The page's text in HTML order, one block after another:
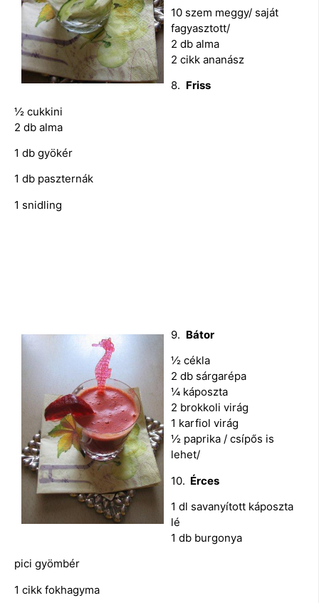
10 szem meggy/ saját
fagyasztott/
2 db alma
2 cikk ananász
8. Friss
½ cukkini
2 db alma
1 db gyökér
1 db paszternák
1 snidling
9. Bátor
½ cékla
2 db sárgarépa
¼ káposzta
2 brokkoli virág
1 karfiol virág
½ paprika / csípős is
lehet/
10. Érces
1 dl savanyított káposzta
lé
1 db burgonya
pici gyömbér
1 cikk fokhagyma